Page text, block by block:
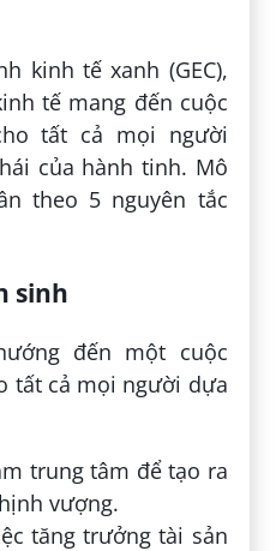
kinh tế xanh (GEC),
tế mang đến cuộc
tất cả mọi người
của hành tinh. Mô
theo 5 nguyên tắc
sinh
đến một cuộc
tất cả mọi người dựa
trung tâm để tạo ra
vượng.
tăng trưởng tài sản